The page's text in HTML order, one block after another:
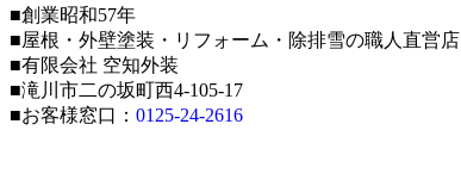
■創業昭和57年
■屋根・外壁塗装・リフォーム・除排雪の職人直営店
■有限会社 空知外装
■滝川市二の坂町西4-105-17
■お客様窓口： 0125-24-2616